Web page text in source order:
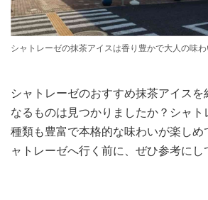
シャトレーゼの抹茶アイスは香り豊かで大人の味わ
シャトレーゼのおすすめ抹茶アイスを
なるものは見つかりましたか？シャ
種類も豊富で本格的な味わいが楽しめ
ャトレーゼへ行く前に、ぜひ参考にし